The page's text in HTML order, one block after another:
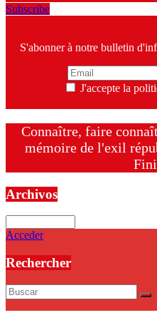
Subscribe
S'abonner à notre bulletin
J'accepte la
Connaître, faire
mémoire de l'exil
Archivos
Acceder
Rechercher